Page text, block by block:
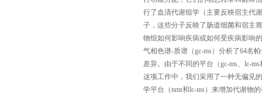
行了血清代谢组学（主要反映宿主代
子，这些分子反映了肠道细菌和宿主
物组如何影响疾病或如何受疾病影响
气相色谱-质谱（gc-ms）分析了64名
差异。由于不同的平台（gc-ms、lc-
这项工作中，我们采用了一种无偏见
学平台（nmr和lc-ms）来增加代谢物